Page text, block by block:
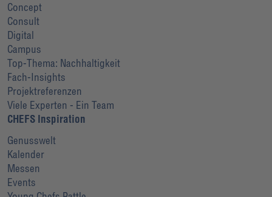
Concept
Consult
Digital
Campus
Top-Thema: Nachhaltigkeit
Fach-Insights
Projektreferenzen
Viele Experten - Ein Team
CHEFS Inspiration
Genusswelt
Kalender
Messen
Events